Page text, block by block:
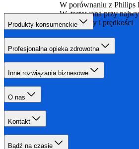
W porównaniu z
W, testowana przy
temperatury i prędkości
Produkty konsumenckie
Profesjonalna opieka zdrowotna
Inne rozwiązania biznesowe
O nas
Kontakt
Bądź na czasie